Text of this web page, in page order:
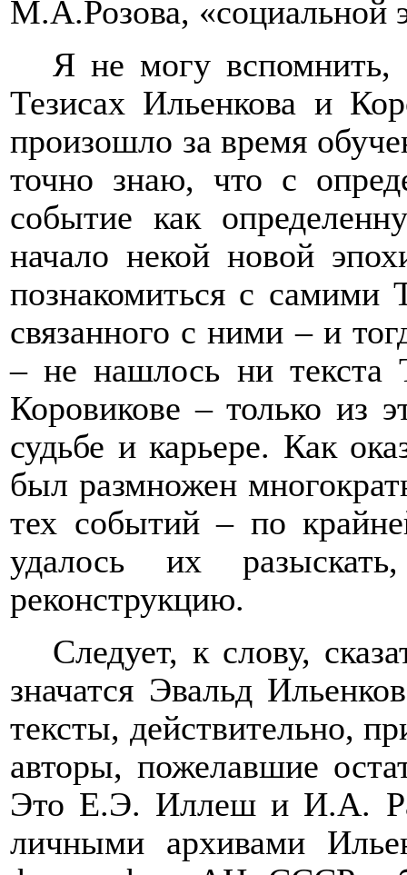
М.А.Розова, «социальной
Я не могу вспомнить,
Тезисах Ильенкова и
произошло за время
точно знаю, что с
событие как
начало некой новой
познакомиться с самими
связанного с ними – и
– не нашлось ни текста
Коровикове – только из
судьбе и карьере. Как
был размножен
тех событий – по
удалось их
реконструкцию.
Следует, к слову,
значатся Эвальд
тексты, действительно,
авторы, пожелавшие
Это Е.Э. Иллеш и И.А.
личными архивами